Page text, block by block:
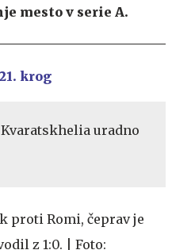
mesto v serie A.
krog
uradno